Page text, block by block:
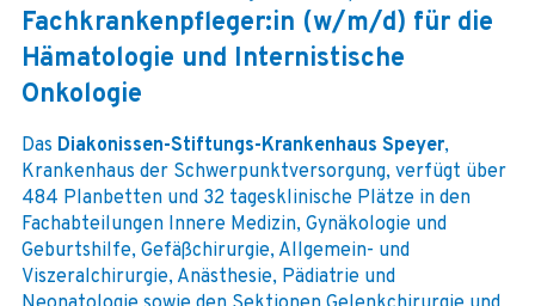
Fachkrankenpfleger:in (w/m/d) für die
Hämatologie und Internistische
Onkologie
Das Diakonissen-Stiftungs-Krankenhaus Speyer,
Krankenhaus der Schwerpunktversorgung, verfügt über
484 Planbetten und 32 tagesklinische Plätze in den
Fachabteilungen Innere Medizin, Gynäkologie und
Geburtshilfe, Gefäßchirurgie, Allgemein- und
Viszeralchirurgie, Anästhesie, Pädiatrie und